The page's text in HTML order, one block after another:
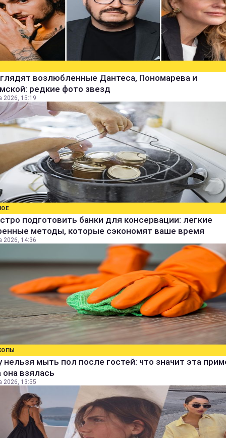
возлюбленные Дантеса, Пономарева и
редкие фото звезд
2026, 15:19
подготовить банки для консервации: легкие
методы, которые сэкономят ваше время
2026, 14:36
нельзя мыть пол после гостей: что значит эта
она взялась
2026, 13:55